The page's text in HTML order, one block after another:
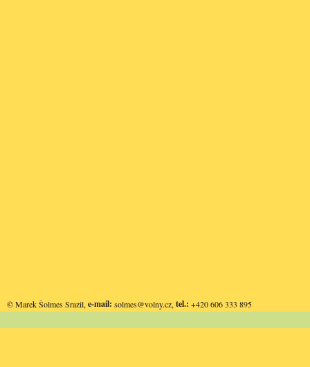
© Marek Šolmes Srazil, e-mail: solmes@volny.cz, tel.: +420 606 333 895